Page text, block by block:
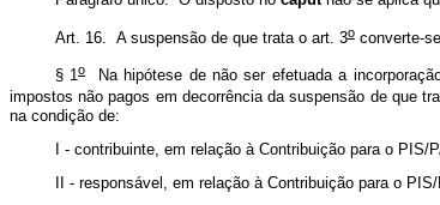
Art. 16. A suspensão de que trata o art. 3oconverte-
§ 1oNa hipótese de não ser efetuada a
impostos não pagos em decorrência da suspensão de que
na condição de:
I - contribuinte, em relação à Contribuição para o
II - responsável, em relação à Contribuição para o